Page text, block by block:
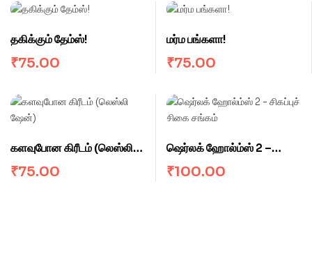
தகிக்கும் தேம்ஸ்!
₹75.00
மர்ம பங்களா!
₹75.00
களவுபோன கிரீடம் (லெஸ்லி
ஷேன்)
₹75.00
ஷெர்லக் ஹோல்ம்ஸ் 2 –
சிகப்புச் சிகை சங்கம்
₹100.00